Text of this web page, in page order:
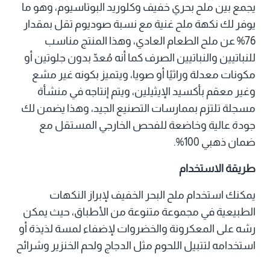
يجمع بين ملح بحري خفيف وكلوريد البوتاسيوم، وهو ما
يوفر لك نكهة ملح غنية مع نسبة صوديوم تقل بمقدار
76% عن ملح الطعام العادي، وهذا المنتج مناسب
للنباتيين والنباتيين الصرف كما أنه مُعدّ بدون جلوتين أو
مكونات معدلة وراثيًا أو صويا، ويتميز بكونه غير مشع
وغير معقم بأكسيد الإيثيلين، ويتم إنتاجه في منشأة
مسجلة تلتزم بممارسات التصنيع الجيد، وهذا يضمن لك
جودة عالية وخاضعة للفحص الخارجي المستقل مع
ضمان ذهبي 100%.
طريقة الاستخدام
يمكنك استخدام ملح البحر الخفيف لإبراز النكهات
الطبيعية في مجموعة متنوعة من الأطباق، حيث يمكن
رشه على المعكرونة والخضروات لإضفاء لمسة لذيذة أو
استخدامه لتتبيل اللحوم مثل الدجاج ولحم الخنزير وشرائح